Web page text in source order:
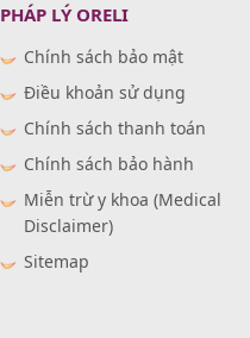
PHÁP LÝ ORELI
Chính sách bảo mật
Điều khoản sử dụng
Chính sách thanh toán
Chính sách bảo hành
Miễn trừ y khoa (Medical
Disclaimer)
Sitemap